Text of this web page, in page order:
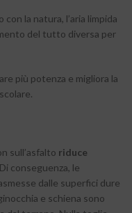
la natura, l’aria limpida
del tutto diversa per
più potenza e migliora la
sull’asfalto riduce
conseguenza, le
dalle superfici dure
e schiena sono